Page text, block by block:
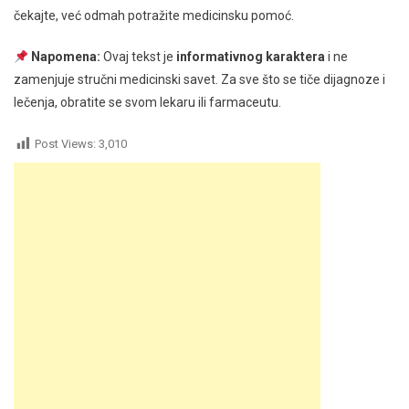
čekajte, već odmah potražite medicinsku pomoć.
Napomena: Ovaj tekst je informativnog karakterai ne
zamenjuje stručni medicinski savet. Za sve što se tiče dijagnoze i
lečenja, obratite se svom lekaru ili farmaceutu.
Post Views: 3,010